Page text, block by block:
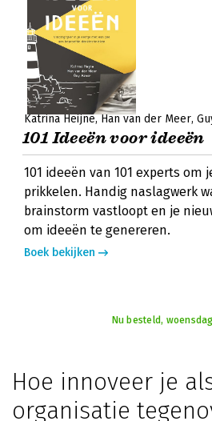
Katrina Heijne Han van der Meer
101 Ideeën voor ideeën
101 ideeën van 101 experts om
prikkelen. Handig naslagwerk
brainstorm vastloopt en je
om ideeën te genereren.
Boek bekijken
Nu besteld,
Hoe innoveer je
organisatie